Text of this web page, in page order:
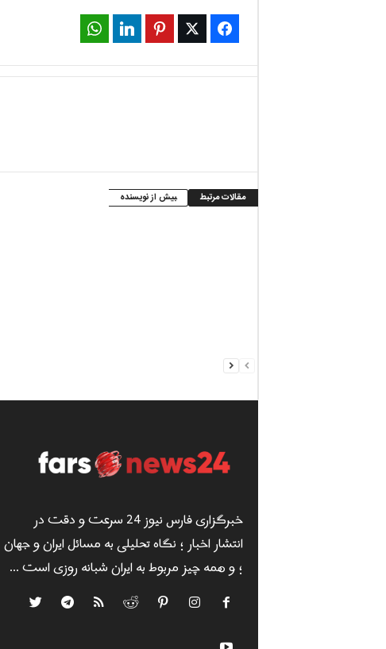
Facebook
Twitter
Pinterest
LinkedIn
مقالات مرتبط بیش از نویسنده
خبرگزاری فارس نیوز 24 سرعت و دقت در
انتشار اخبار ؛ نگاه تحلیلی به مسائل ایران و جهان
؛ و همه چیز مربوط به ایران شبانه روزی است ...